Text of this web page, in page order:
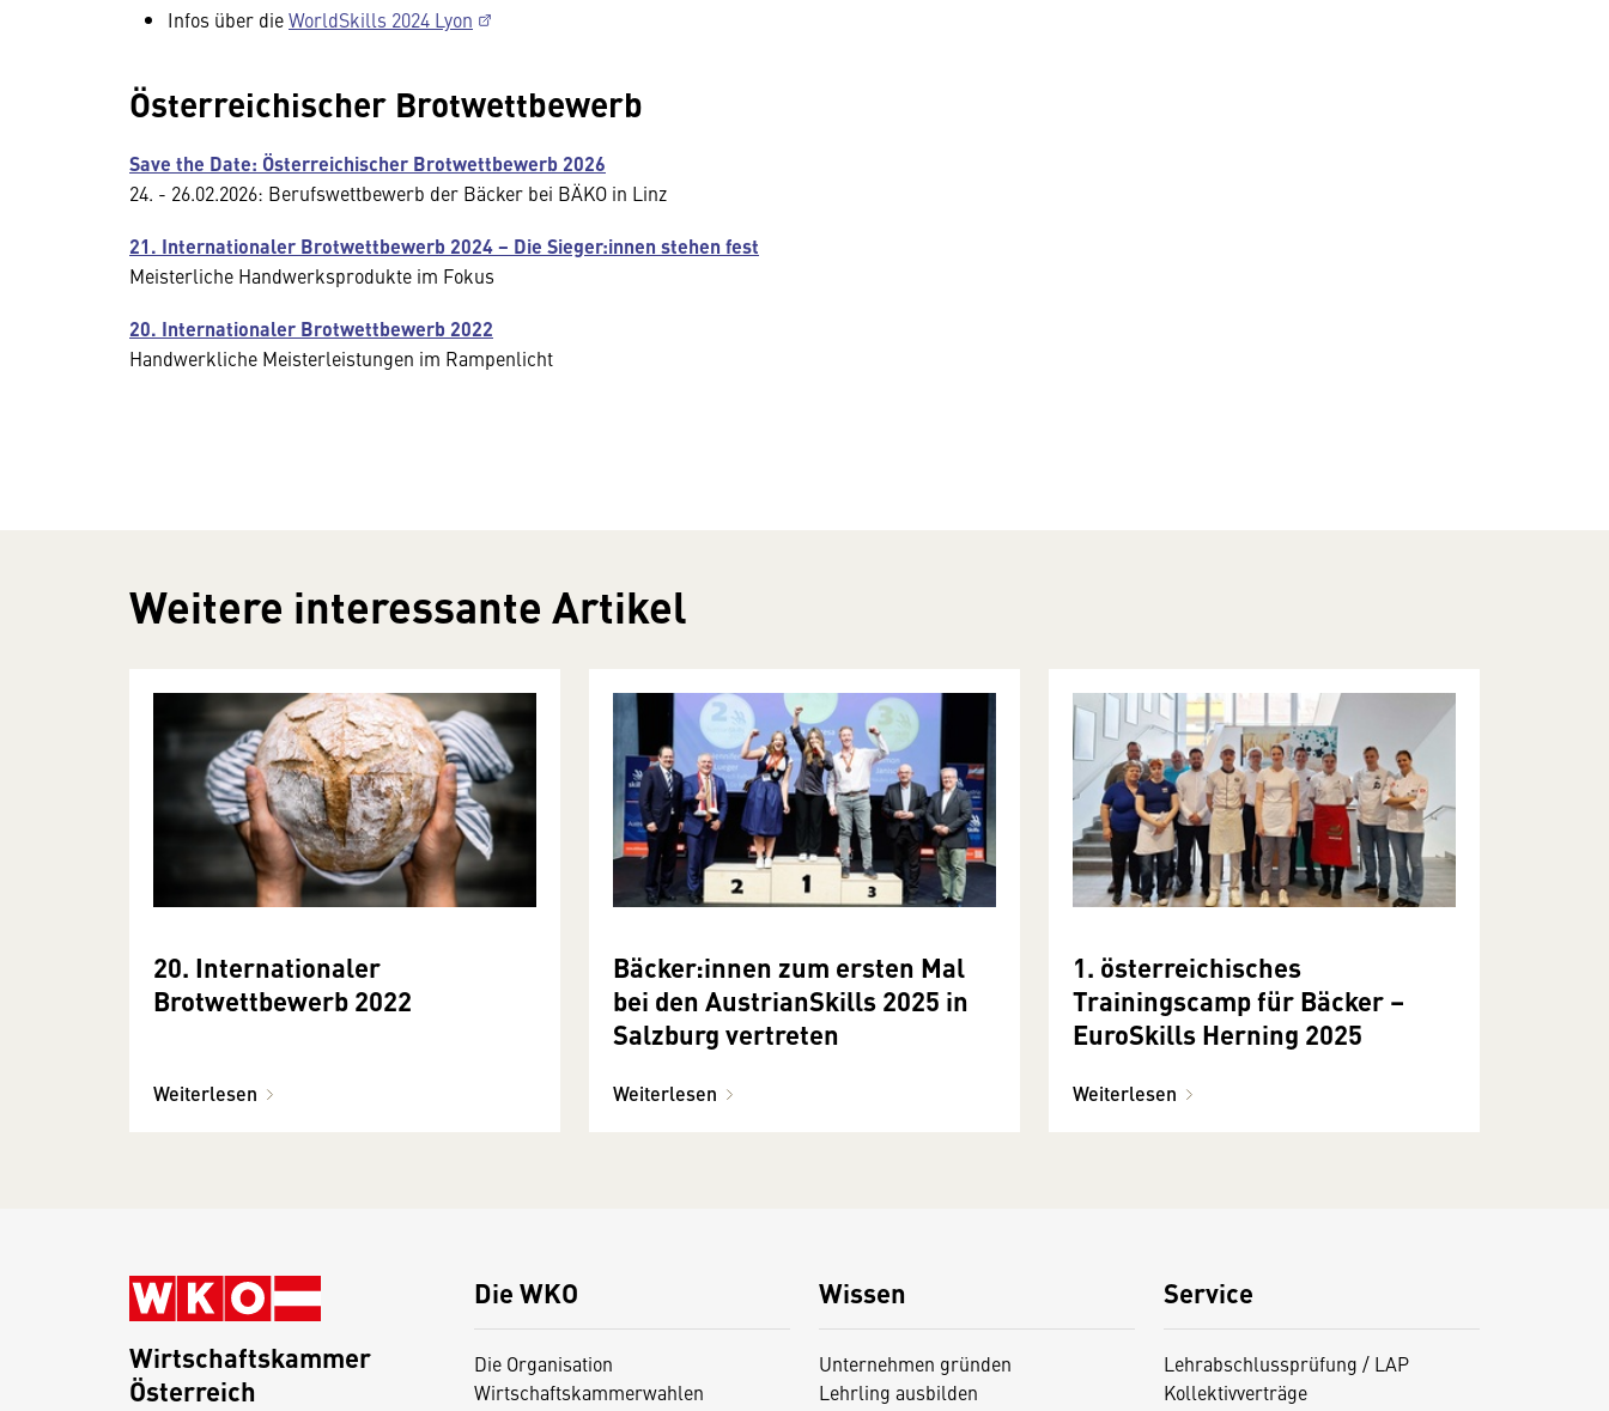
Infos über dieWorldSkills 2024 Lyon
Österreichischer Brotwettbewerb
Save the Date: Österreichischer Brotwettbewerb 2026
24. - 26.02.2026: Berufswettbewerb der Bäcker bei BÄKO in Linz
21. Internationaler Brotwettbewerb 2024 − Die Sieger:innen stehen fest
Meisterliche Handwerksprodukte im Fokus
20. Internationaler Brotwettbewerb 2022
Handwerkliche Meisterleistungen im Rampenlicht
Weitere interessante Artikel
20. Internationaler
Brotwettbewerb 2022
Weiterlesen
Bäcker:innen zum ersten Mal
bei den AustrianSkills 2025 in
Salzburg vertreten
Weiterlesen
1. österreichisches
Trainingscamp für Bäcker –
EuroSkills Herning 2025
Weiterlesen
Die WKO
Die Organisation
Wirtschaftskammerwahlen
Wissen
Unternehmen gründen
Lehrling ausbilden
Service
Lehrabschlussprüfung / LAP
Kollektivverträge
Wirtschaftskammer
Österreich